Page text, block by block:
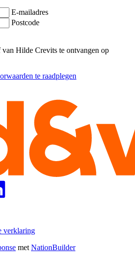
E-mailadres
Postcode
Hilde Crevits te ontvangen op
te raadplegen
verklaring
met NationBuilder